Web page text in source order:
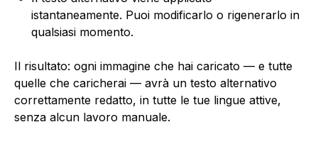
istantaneamente. Puoi modificarlo o rigenerarlo in
qualsiasi momento.
Il risultato: ogni immagine che hai caricato — e tutte
quelle che caricherai — avrà un testo alternativo
correttamente redatto, in tutte le tue lingue attive,
senza alcun lavoro manuale.